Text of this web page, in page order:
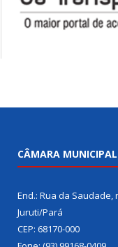
CÂMARA
End.: Rua da Saudade,
Juruti/Pará
CEP: 68170-000